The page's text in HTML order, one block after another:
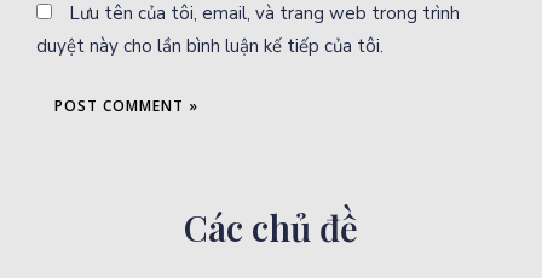
Lưu tên của tôi, email, và trang web trong trình
duyệt này cho lần bình luận kế tiếp của tôi.
Các chủ đề